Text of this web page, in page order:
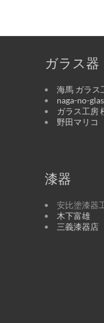
ガラス器
海馬 ガラス
naga-no-
ガラス工房
野田マリコ
漆器
安比塗漆器
木下富雄
三義漆器店